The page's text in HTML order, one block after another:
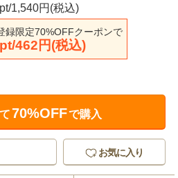
1,540円(税込)
録限定70%OFFクーポンで
462円(税込)
70%OFFで購入
お気に入り